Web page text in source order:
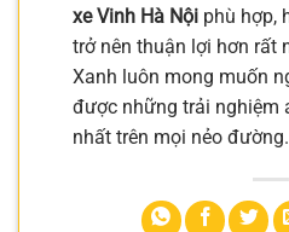
xe Vinh Hà Nội phù hợp,
trở nên thuận lợi hơn rất
Xanh luôn mong muốn
được những trải nghiệm
nhất trên mọi nẻo đường.